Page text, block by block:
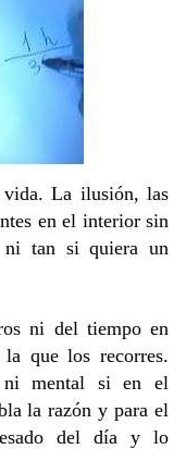
vida. La ilusión, las
en el interior sin
tan si quiera un
ni del tiempo en
que los recorres.
ni mental si en el
la razón y para el
del día y lo